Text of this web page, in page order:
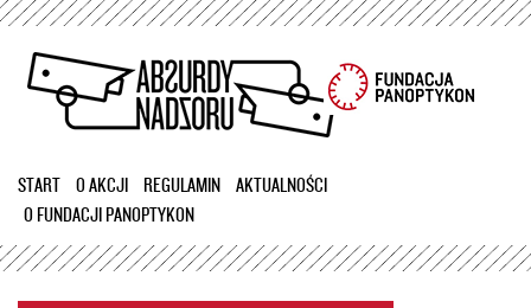
Przejdź
treści
START O AKCJI REGULAMIN
AKTUALNOŚCI
O FUNDACJI PANOPTYKON